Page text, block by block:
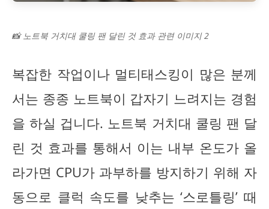
📸 노트북 거치대 쿨링 팬 달린 것 효과 관련 이미지 2
복잡한 작업이나 멀티태스킹이 많은 분께
서는 종종 노트북이 갑자기 느려지는 경험
을 하실 겁니다. 노트북 거치대 쿨링 팬 달
린 것 효과를 통해서 이는 내부 온도가 올
라가면 CPU가 과부하를 방지하기 위해 자
동으로 클럭 속도를 낮추는 ‘스로틀링’ 때